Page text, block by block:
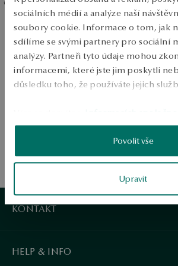
sociálních médií a analýze naší
soubory cookie. Informace o tom, jak
sdílíme se svými partnery pro sociální
analýzy. Partneři tyto údaje mohou
informacemi, které jste jim poskytli
důsledku toho, že používáte jejich
zpracování údajů.
Povolit vše
Upravit
Platinový snubní prsten -
1
KONTAKT
HELP & INFO